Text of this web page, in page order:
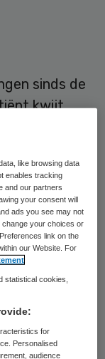
sinds de
kwijt
van
had in
met een
de
de ggz,
steeds
like browsing data
enables tracking
and our partners
your consent will
ads you see may not
change your choices or
link on the
our Website. For
statistical cookies,
for
Personalised
audience